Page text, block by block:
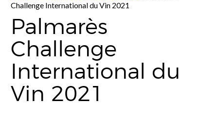
Challenge International du Vin 2021
Palmarès
Challenge
International du
Vin 2021